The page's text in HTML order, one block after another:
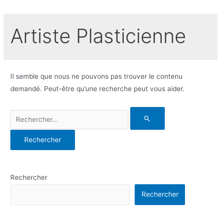
Artiste Plasticienne
Il semble que nous ne pouvons pas trouver le contenu
demandé. Peut-être qu’une recherche peut vous aider.
Rechercher
Rechercher